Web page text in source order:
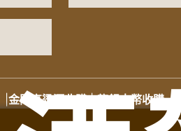
金門高粱酒收購|龍銀古幣收購